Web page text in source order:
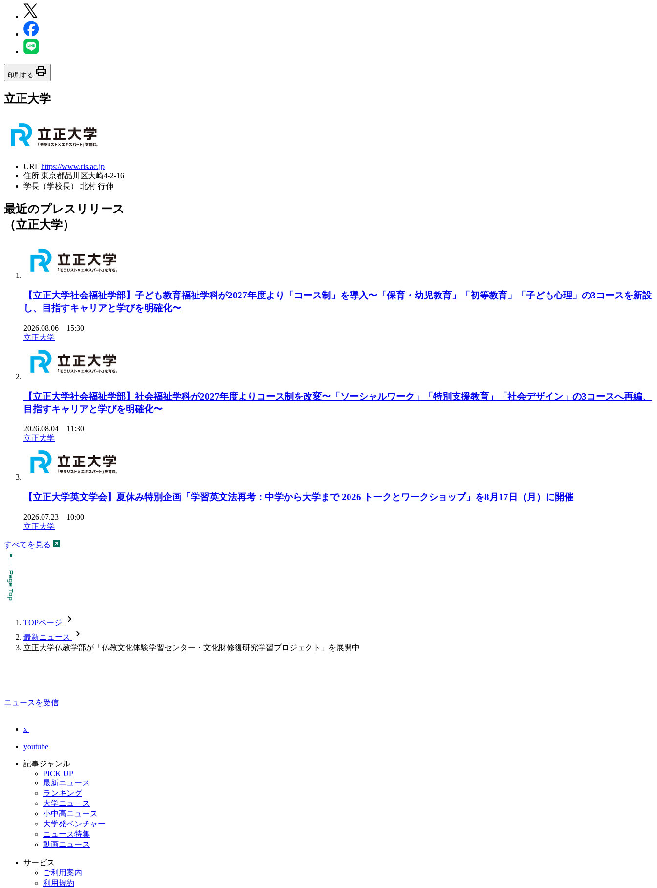
印刷する print
立正大学
URL https://www.ris.ac.jp
住所 東京都品川区大崎4-2-16
学長（学校長）
北村 行伸
最近のプレスリリース
（立正大学）
【立正大学社会福祉学部】子ども教育福祉学科が2027年度より「コース制」を導入〜「保育・幼児教育」「初等教育」「子ども心理」の3コースを新設
し、目指すキャリアと学びを明確化〜
2026.08.06 15:30
立正大学
【立正大学社会福祉学部】社会福祉学科が2027年度よりコース制を改変〜「ソーシャルワーク」「特別支援教育」「社会デザイン」の3コースへ再編、
目指すキャリアと学びを明確化〜
2026.08.04 11:30
立正大学
【立正大学英文学会】夏休み特別企画「学習英文法再考：中学から大学まで 2026 トークとワークショップ」を8月17日（月）に開催
2026.07.23 10:00
立正大学
すべてを見る
TOPページ chevron_forward
最新ニュース chevron_forward
立正大学仏教学部が「仏教文化体験学習センター・文化財修復研究学習プロジェクト」を展開中
ニュースを受信
x
youtube
記事ジャンル
PICK UP
最新ニュース
ランキング
大学ニュース
小中高ニュース
大学発ベンチャー
ニュース特集
動画ニュース
サービス
ご利用案内
利用規約